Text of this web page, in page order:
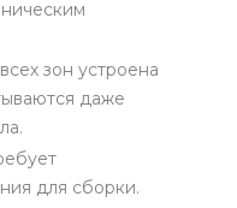
зон устроена
даже
для сборки.